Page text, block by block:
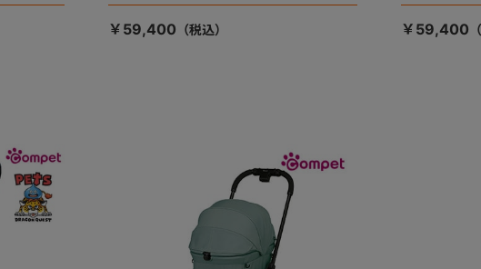
場！
￥59,400
場！
￥59,400